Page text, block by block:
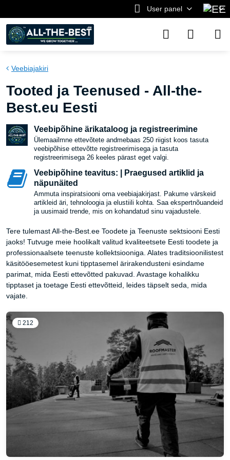
User panel
Veebiajakiri
Tooted ja Teenused - All-the-
Best.eu Eesti
Veebipõhine ärikataloog ja registreerimine
Ülemaailmne ettevõtete andmebaas 250 riigist koos tasuta
veebipõhise ettevõtte registreerimisega ja tasuta
registreerimisega 26 keeles pärast eget valgi.
Veebipõhine teavitus: | Praegused artiklid ja
näpunäited
Ammuta inspiratsiooni oma veebiajakirjast. Pakume värskeid
artikleid äri, tehnoloogia ja elustiili kohta. Saa ekspertnõuandeid
ja uusimaid trende, mis on kohandatud sinu vajadustele.
Tere tulemast All-the-Best.ee Toodete ja Teenuste sektsiooni Eesti
jaoks! Tutvuge meie hoolikalt valitud kvaliteetsete Eesti toodete ja
professionaalsete teenuste kollektsiooniga. Alates traditsioonilistest
käsitööesemetest kuni tipptasemel ärirakendusteni esindame
parimat, mida Eesti ettevõtted pakuvad. Avastage kohalikku
tipptaset ja toetage Eesti ettevõtteid, leides täpselt seda, mida
vajate.
212